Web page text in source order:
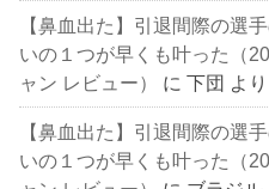
【鼻血出た】引退間際の選
いの１つが早くも叶った（
ャン レビュー）
に下団 より
【鼻血出た】引退間際の選
いの１つが早くも叶った（